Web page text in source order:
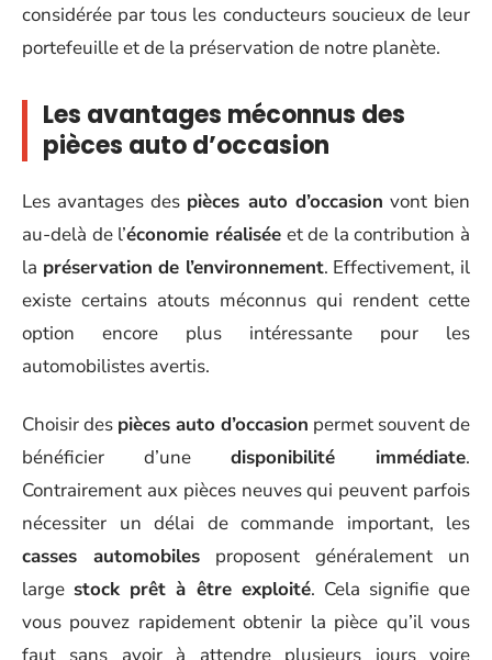
considérée par tous les conducteurs soucieux de leur
portefeuille et de la préservation de notre planète.
Les avantages méconnus des
pièces auto d’occasion
Les avantages des pièces auto d’occasion vont bien
au-delà de l’économie réaliséeet de la contribution à
la préservation de l’environnement. Effectivement, il
existe certains atouts méconnus qui rendent cette
option encore plus intéressante pour les
automobilistes avertis.
Choisir des pièces auto d’occasion permet souvent de
bénéficier d’une disponibilité immédiate.
Contrairement aux pièces neuves qui peuvent parfois
nécessiter un délai de commande important, les
casses automobiles proposent généralement un
large stock prêt à être exploité. Cela signifie que
vous pouvez rapidement obtenir la pièce qu’il vous